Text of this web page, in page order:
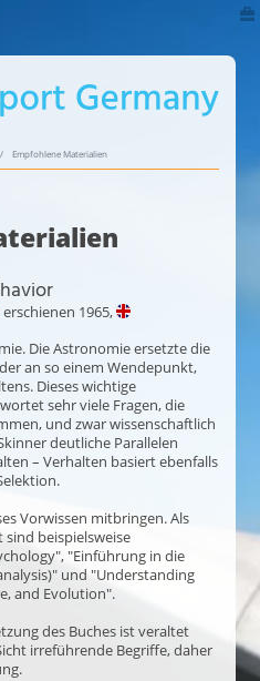
Empfohlene Materialien
erschienen 1965,
Die Astronomie ersetzte die
an so einem Wendepunkt,
Dieses wichtige
sehr viele Fragen, die
und zwar wissenschaftlich
deutliche Parallelen
– Verhalten basiert ebenfalls
Vorwissen mitbringen. Als
beispielsweise
"Einführung in die
und "Understanding
and Evolution".
des Buches ist veraltet
irreführende Begriffe, daher